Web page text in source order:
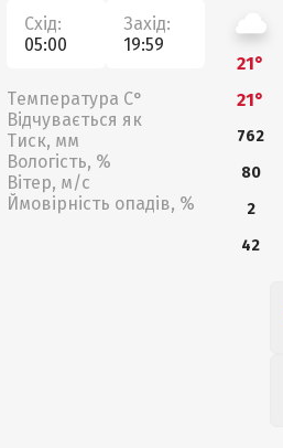
Схід:
05:00
Захід:
19:59
Температура С°
Відчувається як
Тиск, мм
Вологість, %
Вітер, м/с
Ймовірність опадів, %
21°
21°
762
80
2
42